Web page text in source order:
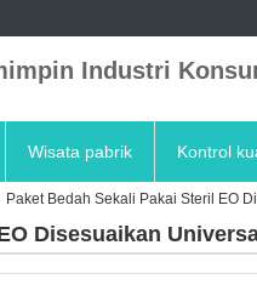
Industri
Wisata pabrik Kontrol
Paket Bedah Sekali Pakai Steril EO
Disesuaikan